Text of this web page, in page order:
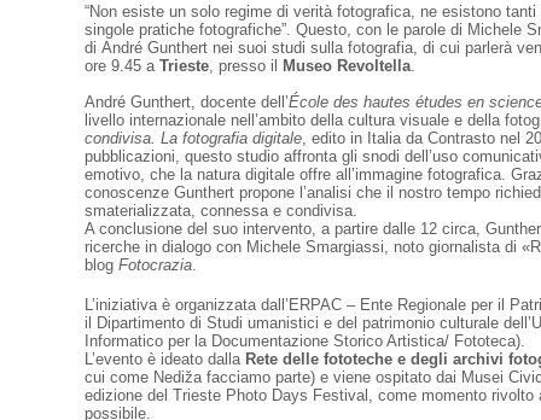
“Non esiste un solo regime di verità fotografica, ne esistono
singole pratiche fotografiche”. Questo, con le parole di Michele
di André Gunthert nei suoi studi sulla fotografia, di cui parlerà
ore 9.45 a Trieste , presso il Museo Revoltella
André Gunthert, docente dell’École des hautes études en
livello internazionale nell’ambito della cultura visuale e della
condivisa. La fotografia digitale , edito in Italia da Contrasto nel
pubblicazioni, questo studio affronta gli snodi dell’uso
emotivo, che la natura digitale offre all’immagine fotografica.
conoscenze Gunthert propone l’analisi che il nostro tempo
smaterializzata, connessa e condivisa.
A conclusione del suo intervento, a partire dalle 12 circa,
ricerche in dialogo con Michele Smargiassi, noto giornalista di
blog Fotocrazia
L’iniziativa è organizzata dall’ERPAC – Ente Regionale per il
il Dipartimento di Studi umanistici e del patrimonio culturale
Informatico per la Documentazione Storico Artistica/ Fototeca).
L’evento è ideato dalla Rete delle fototeche e degli archivi
cui come Nediža facciamo parte) e viene ospitato dai Musei
edizione del Trieste Photo Days Festival, come momento rivolto
possibile.